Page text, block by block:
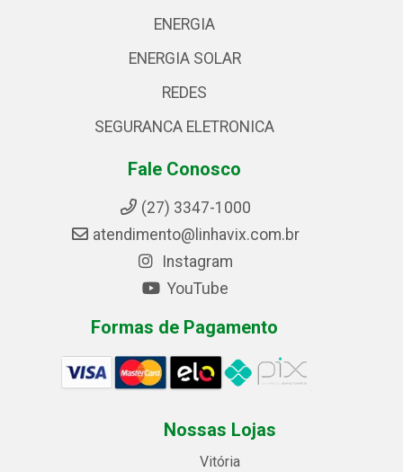
ENERGIA
ENERGIA SOLAR
REDES
SEGURANCA ELETRONICA
Fale Conosco
(27) 3347-1000
atendimento@linhavix.com.br
Instagram
YouTube
Formas de Pagamento
Nossas Lojas
Vitória